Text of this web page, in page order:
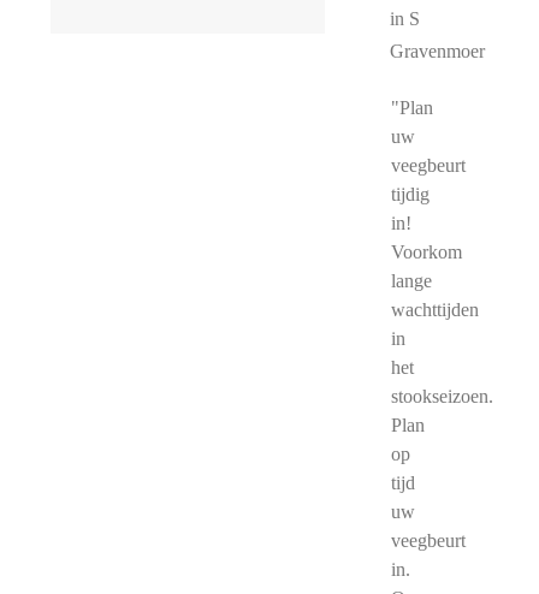
in S
Gravenmoer
"Plan
uw
veegbeurt
tijdig
in!
Voorkom
lange
wachttijden
in
het
stookseizoen.
Plan
op
tijd
uw
veegbeurt
in.